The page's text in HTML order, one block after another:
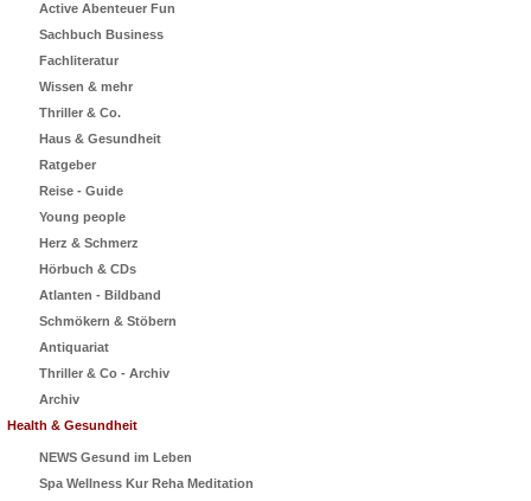
Active Abenteuer Fun
Sachbuch Business
Fachliteratur
Wissen & mehr
Thriller & Co.
Haus & Gesundheit
Ratgeber
Reise - Guide
Young people
Herz & Schmerz
Hörbuch & CDs
Atlanten - Bildband
Schmökern & Stöbern
Antiquariat
Thriller & Co - Archiv
Archiv
Health & Gesundheit
NEWS Gesund im Leben
Spa Wellness Kur Reha Meditation